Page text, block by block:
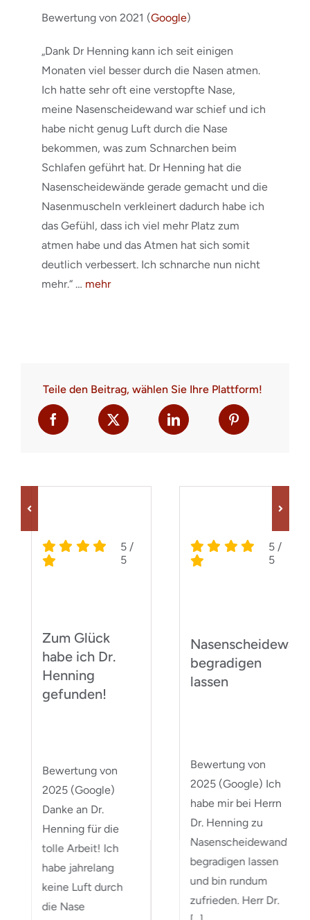
Bewertung von 2021 (Google)
„Dank Dr Henning kann ich seit einigen
Monaten viel besser durch die Nasen atmen.
Ich hatte sehr oft eine verstopfte Nase,
meine Nasenscheidewand war schief und ich
habe nicht genug Luft durch die Nase
bekommen, was zum Schnarchen beim
Schlafen geführt hat. Dr Henning hat die
Nasenscheidewände gerade gemacht und die
Nasenmuscheln verkleinert dadurch habe ich
das Gefühl, dass ich viel mehr Platz zum
atmen habe und das Atmen hat sich somit
deutlich verbessert. Ich schnarche nun nicht
mehr.“ … mehr
Teile den Beitrag, wählen Sie Ihre Plattform!
/
Zum Glück
habe ich Dr.
Henning
gefunden!
Bewertung von
2025 (Google)
Danke an Dr.
Henning für die
tolle Arbeit! Ich
habe jahrelang
keine Luft durch
die Nase
/
Nasenscheidewand
begradigen
lassen
Bewertung von
2025 (Google) Ich
habe mir bei Herrn
Dr. Henning zu
Nasenscheidewand
begradigen lassen
und bin rundum
zufrieden. Herr Dr.